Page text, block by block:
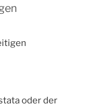
oder der